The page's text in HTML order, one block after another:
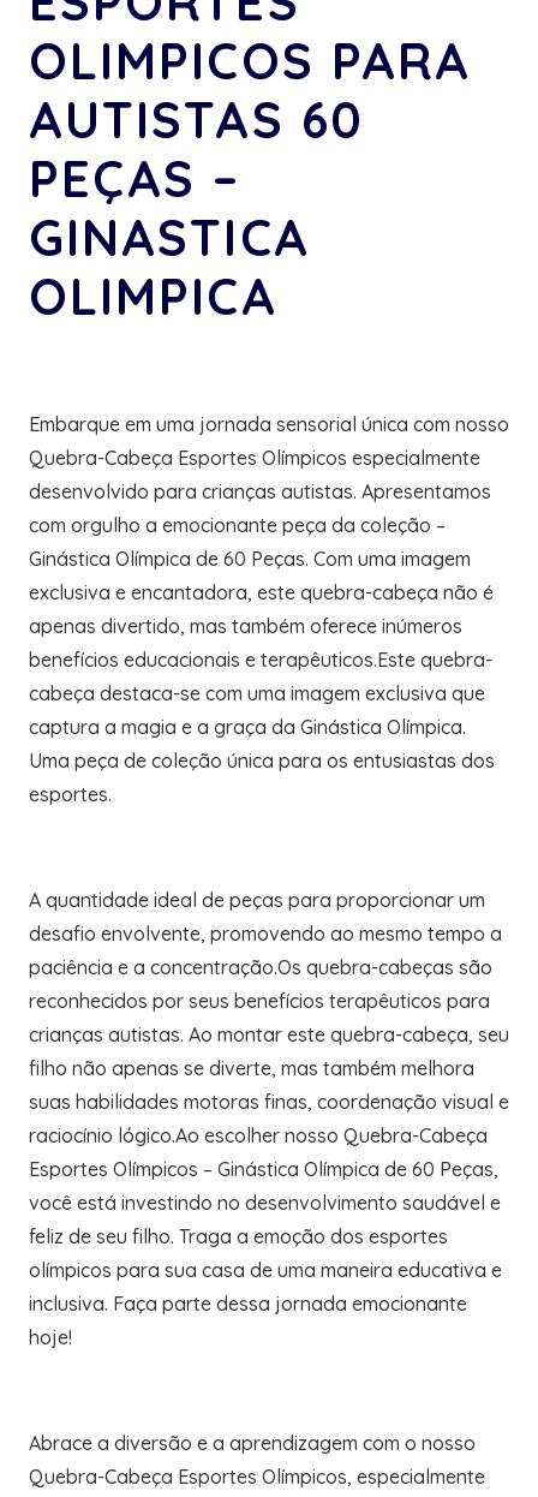
OLIMPICOS PARA
AUTISTAS 60
PEÇAS –
GINASTICA
OLIMPICA
Embarque em uma jornada sensorial única com nosso
Quebra-Cabeça Esportes Olímpicos especialmente
desenvolvido para crianças autistas. Apresentamos
com orgulho a emocionante peça da coleção –
Ginástica Olímpica de 60 Peças. Com uma imagem
exclusiva e encantadora, este quebra-cabeça não é
apenas divertido, mas também oferece inúmeros
benefícios educacionais e terapêuticos.Este quebra-
cabeça destaca-se com uma imagem exclusiva que
captura a magia e a graça da Ginástica Olímpica.
Uma peça de coleção única para os entusiastas dos
esportes.
A quantidade ideal de peças para proporcionar um
desafio envolvente, promovendo ao mesmo tempo a
paciência e a concentração.Os quebra-cabeças são
reconhecidos por seus benefícios terapêuticos para
crianças autistas. Ao montar este quebra-cabeça, seu
filho não apenas se diverte, mas também melhora
suas habilidades motoras finas, coordenação visual e
raciocínio lógico.Ao escolher nosso Quebra-Cabeça
Esportes Olímpicos – Ginástica Olímpica de 60 Peças,
você está investindo no desenvolvimento saudável e
feliz de seu filho. Traga a emoção dos esportes
olímpicos para sua casa de uma maneira educativa e
inclusiva. Faça parte dessa jornada emocionante
hoje!
Abrace a diversão e a aprendizagem com o nosso
Quebra-Cabeça Esportes Olímpicos, especialmente